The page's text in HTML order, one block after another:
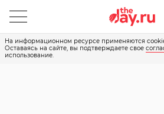
На информационном ресурсе применяются
Оставаясь на сайте, вы подтверждаете свое
использование.